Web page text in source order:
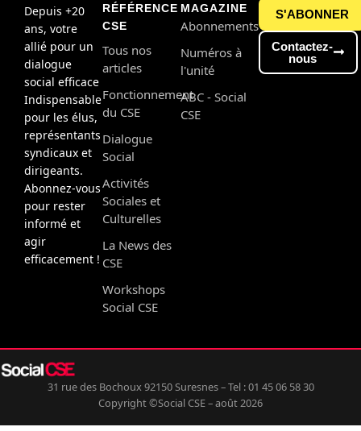
Depuis +20
ans, votre
allié pour un
dialogue
social efficace
Indispensable
pour les élus,
représentants
syndicaux et
dirigeants.
Abonnez-vous
pour rester
informé et
agir
efficacement !
RÉFÉRENCE
CSE
Tous nos
articles
Fonctionnement
du CSE
Dialogue
Social
Activités
Sociales et
Culturelles
La News des
CSE
Workshops
Social CSE
MAGAZINE
Abonnements
Numéros à
l'unité
ABC - Social
CSE
S'ABONNER
Contactez-
nous
31 rue des Bochoux 92150 Suresnes – Tel : 01 45 06 58 30
Copyright ©Social CSE – août 2026